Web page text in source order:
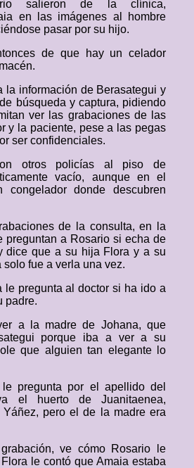
salieron de la clínica,
en las imágenes al hombre
pasar por su hijo.
de que hay un celador
la información de Berasategui y
búsqueda y captura, pidiendo
ver las grabaciones de las
y la paciente, pese a las pegas
ser confidenciales.
otros policías al piso de
vacío, aunque en el
congelador donde descubren
de la consulta, en la
preguntan a Rosario si echa de
dice que a su hija Flora y a su
solo fue a verla una vez.
le pregunta al doctor si ha ido a
padre.
a la madre de Johana, que
porque iba a ver a su
que alguien tan elegante lo
pregunta por el apellido del
el huerto de Juanitaenea,
pero el de la madre era
ve cómo Rosario le
le contó que Amaia estaba